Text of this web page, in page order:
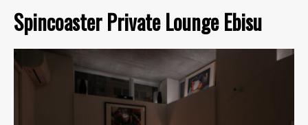
Spincoaster Private Lounge Ebisu